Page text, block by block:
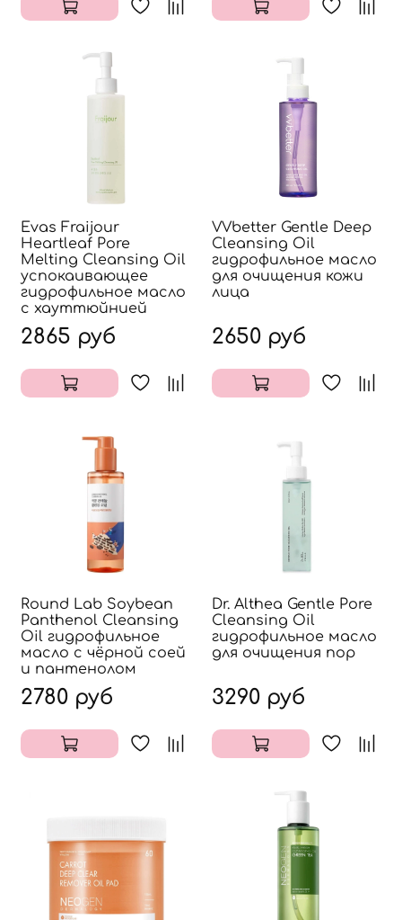
Evas Fraijour
Heartleaf Pore
Melting Cleansing Oil
успокаивающее
гидрофильное масло
с хауттюйнией
2865 руб
VVbetter Gentle Deep
Cleansing Oil
гидрофильное масло
для очищения кожи
лица
2650 руб
Round Lab Soybean
Panthenol Cleansing
Oil гидрофильное
масло с чёрной соей
и пантенолом
2780 руб
Dr. Althea Gentle Pore
Cleansing Oil
гидрофильное масло
для очищения пор
3290 руб